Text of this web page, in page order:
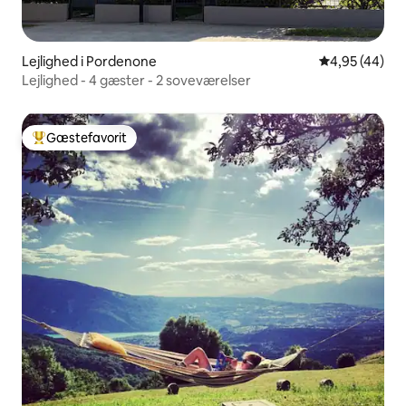
Lejlighed i Pordenone 4,95 ud af 5 i
4,95 (44)
Lejlighed - 4 gæster - 2 soveværelser
Bedste gæstefavorit
Gæstefavorit